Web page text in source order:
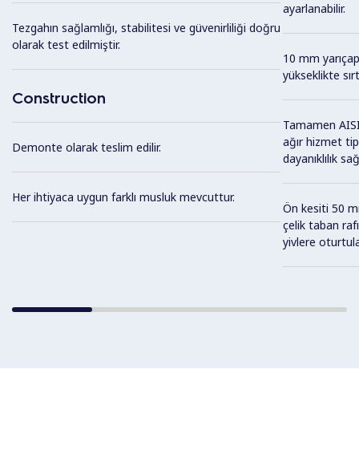
Tezgahın sağlamlığı, stabilitesi ve güvenirliliği doğru
olarak test edilmiştir.
Construction
Demonte olarak teslim edilir.
Her ihtiyaca uygun farklı musluk mevcuttur.
ayarlanabilir.
10 mm
yükseklikte
Tamamen
ağır hizmet
dayanıklılık
Ön kesiti 50
çelik taban
yivlere